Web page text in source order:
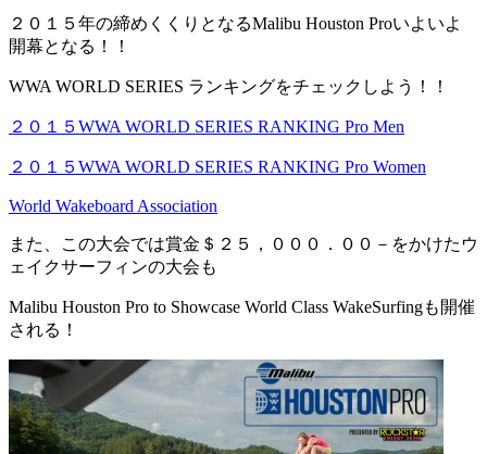
２０１５年の締めくくりとなるMalibu Houston Proいよいよ
開幕となる！！
WWA WORLD SERIES ランキングをチェックしよう！！
２０１５WWA WORLD SERIES RANKING Pro Men
２０１５WWA WORLD SERIES RANKING Pro Women
World Wakeboard Association
また、この大会では賞金＄２５，０００．００－をかけたウ
ェイクサーフィンの大会も
Malibu Houston Pro to Showcase World Class WakeSurfingも開催
される！